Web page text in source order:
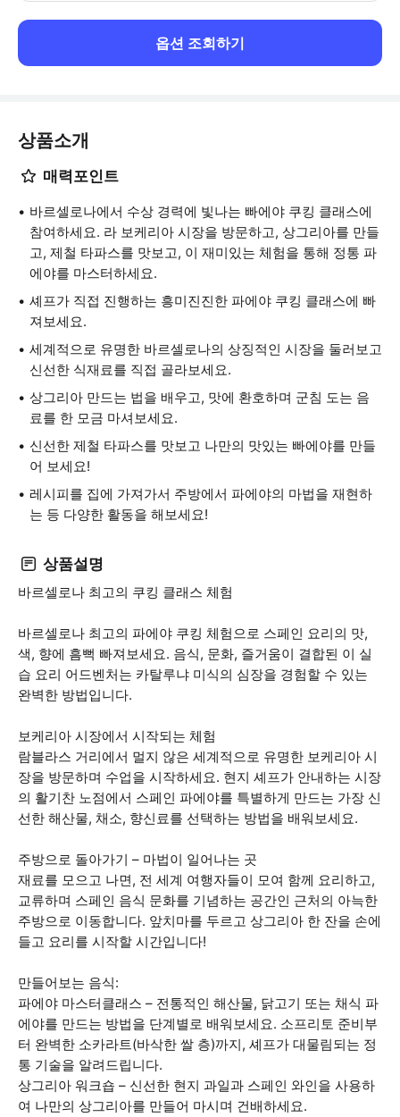
옵션 조회하기
상품소개
매력포인트
바르셀로나에서 수상 경력에 빛나는 빠에야 쿠킹 클래스에
참여하세요. 라 보케리아 시장을 방문하고, 상그리아를 만들
고, 제철 타파스를 맛보고, 이 재미있는 체험을 통해 정통 파
에야를 마스터하세요.
셰프가 직접 진행하는 흥미진진한 파에야 쿠킹 클래스에 빠
져보세요.
세계적으로 유명한 바르셀로나의 상징적인 시장을 둘러보고
신선한 식재료를 직접 골라보세요.
상그리아 만드는 법을 배우고, 맛에 환호하며 군침 도는 음
료를 한 모금 마셔보세요.
신선한 제철 타파스를 맛보고 나만의 맛있는 빠에야를 만들
어 보세요!
레시피를 집에 가져가서 주방에서 파에야의 마법을 재현하
는 등 다양한 활동을 해보세요!
상품설명
바르셀로나 최고의 쿠킹 클래스 체험
바르셀로나 최고의 파에야 쿠킹 체험으로 스페인 요리의 맛,
색, 향에 흠뻑 빠져보세요. 음식, 문화, 즐거움이 결합된 이 실
습 요리 어드벤처는 카탈루냐 미식의 심장을 경험할 수 있는
완벽한 방법입니다.
보케리아 시장에서 시작되는 체험
람블라스 거리에서 멀지 않은 세계적으로 유명한 보케리아 시
장을 방문하며 수업을 시작하세요. 현지 셰프가 안내하는 시장
의 활기찬 노점에서 스페인 파에야를 특별하게 만드는 가장 신
선한 해산물, 채소, 향신료를 선택하는 방법을 배워보세요.
주방으로 돌아가기 – 마법이 일어나는 곳
재료를 모으고 나면, 전 세계 여행자들이 모여 함께 요리하고,
교류하며 스페인 음식 문화를 기념하는 공간인 근처의 아늑한
주방으로 이동합니다. 앞치마를 두르고 상그리아 한 잔을 손에
들고 요리를 시작할 시간입니다!
만들어보는 음식:
파에야 마스터클래스 – 전통적인 해산물, 닭고기 또는 채식 파
에야를 만드는 방법을 단계별로 배워보세요. 소프리토 준비부
터 완벽한 소카라트(바삭한 쌀 층)까지, 셰프가 대물림되는 정
통 기술을 알려드립니다.
상그리아 워크숍 – 신선한 현지 과일과 스페인 와인을 사용하
여 나만의 상그리아를 만들어 마시며 건배하세요.